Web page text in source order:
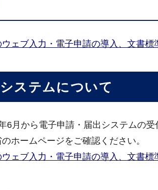
ェブ入力・電子申請の導入、文書標
ステムについて
月から電子申請・届出システムの受
ホームページをご確認ください。
ェブ入力・電子申請の導入、文書標